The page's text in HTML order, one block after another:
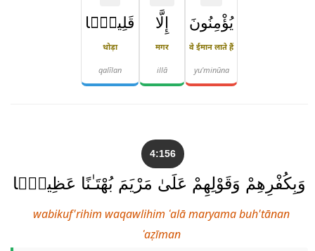
يُؤْمِنُونَ
वे ईमान लाते हैं
yu'minūna
إِلَّا
मगर
illā
قَلِيلًۭا
थोड़ा
qalīlan
4:156
وَبِكُفْرِهِمْ وَقَوْلِهِمْ عَلَىٰ مَرْيَمَ بُهْتَـٰنًا عَظِيمًۭا
wabikuf'rihim waqawlihim ʿalā maryama buh'tānan
ʿaẓīman